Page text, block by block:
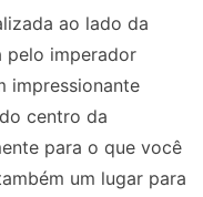
ao lado da
pelo imperador
impressionante
centro da
para o que você
um lugar para